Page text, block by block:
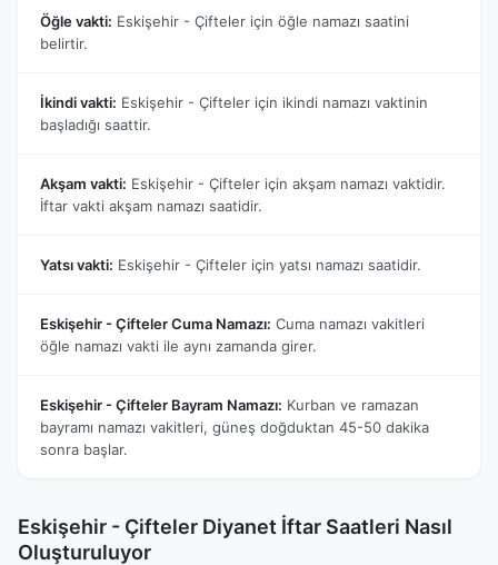
Öğle vakti: Eskişehir - Çifteler için öğle namazı saatini
belirtir.
İkindi vakti: Eskişehir - Çifteler için ikindi namazı vaktinin
başladığı saattir.
Akşam vakti: Eskişehir - Çifteler için akşam namazı vaktidir.
İftar vakti akşam namazı saatidir.
Yatsı vakti: Eskişehir - Çifteler için yatsı namazı saatidir.
Eskişehir - Çifteler Cuma Namazı: Cuma namazı vakitleri
öğle namazı vakti ile aynı zamanda girer.
Eskişehir - Çifteler Bayram Namazı: Kurban ve ramazan
bayramı namazı vakitleri, güneş doğduktan 45-50 dakika
sonra başlar.
Eskişehir - Çifteler Diyanet İftar Saatleri Nasıl
Oluşturuluyor